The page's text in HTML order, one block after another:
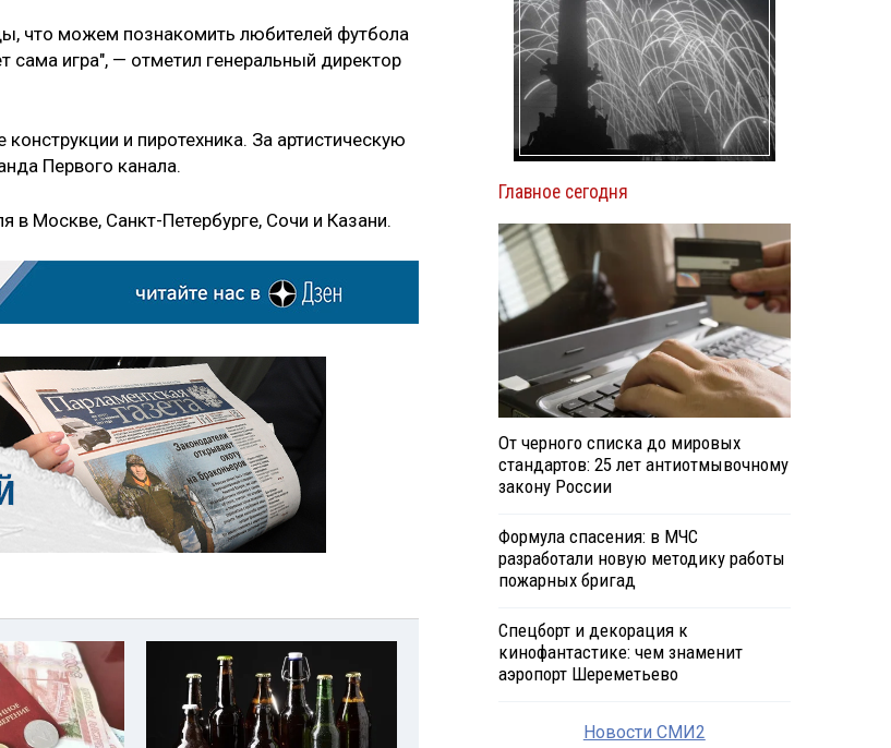
что можем познакомить любителей футбола
сама игра", — отметил генеральный директор
и пиротехника. За артистическую
Первого канала.
Москве, Санкт-Петербурге, Сочи и Казани.
Главное сегодня
От черного списка до мировых
стандартов: 25 лет антиотмывочному
закону России
Формула спасения: в МЧС
разработали новую методику работы
пожарных бригад
Спецборт и декорация к
кинофантастике: чем знаменит
аэропорт Шереметьево
Новости СМИ2